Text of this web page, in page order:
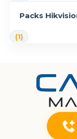
Packs
(1)